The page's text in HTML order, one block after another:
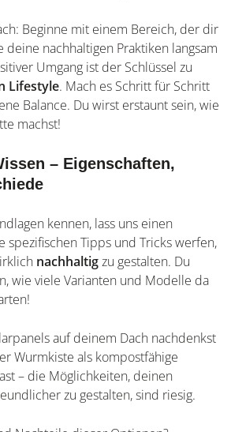
Beginne mit einem Bereich, der dir
deine nachhaltigen Praktiken langsam
Umgang ist der Schlüssel zu
Lifestyle. Mach es Schritt für Schritt
Balance. Du wirst erstaunt sein, wie
machst!
– Eigenschaften,
kennen, lass uns einen
spezifischen Tipps und Tricks werfen,
nachhaltigzu gestalten. Du
wie viele Varianten und Modelle da
auf deinem Dach nachdenkst
Wurmkiste als kompostfähige
– die Möglichkeiten, deinen
zu gestalten, sind riesig.